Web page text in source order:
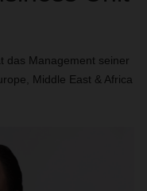
das Management seiner
Middle East & Africa